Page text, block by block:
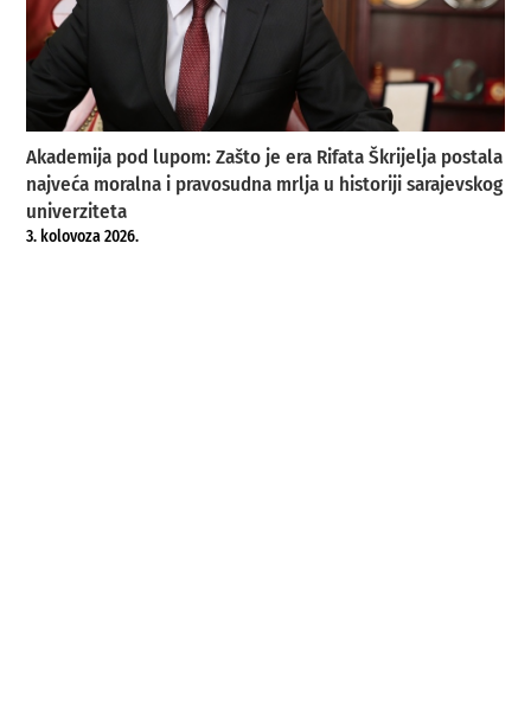
Akademija pod lupom: Zašto je era Rifata Škrijelja postala
najveća moralna i pravosudna mrlja u historiji sarajevskog
univerziteta
3. kolovoza 2026.